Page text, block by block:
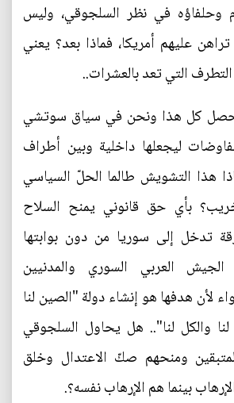
وحلفاؤه في نظر السلجوقي، وليس
عليهم أمريكا، فماذا بعد؟ يعني
التي تعد بالعشرات..
كل هذا ونحن في سياق سوتشي
ليجعلها داخلية وبين أطراف
هذا التشويش طالما الحلّ السياسي
بأي حق قانوني يمنح السلاح
تدخل إلى سوريا من دون بوابتها
العربي السوري والمدنيين
لأن هدفها هو إنشاء دولة "الصين لنا
لنا والكل لنا".. هل يحاول السلجوقي
المتبقين ومنحهم صكّ الاعتدال وخلق
بينما هم الإرهاب نفسه؟.